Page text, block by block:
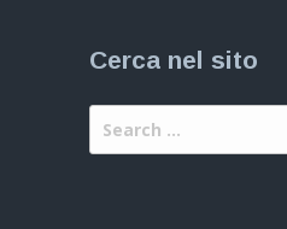
Cerca nel sito